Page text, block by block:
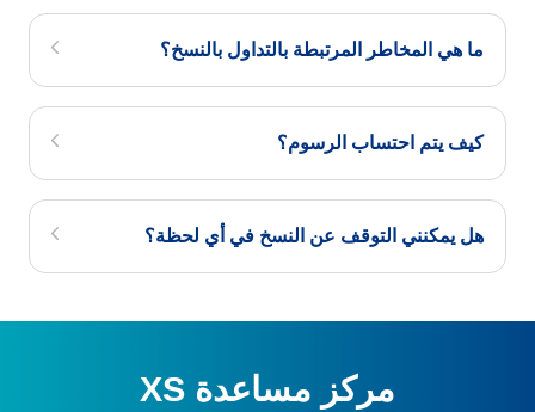
ما هي المخاطر المرتبطة بالتداول بالنسخ؟
كيف يتم احتساب الرسوم؟
هل يمكنني التوقف عن النسخ في أي لحظة؟
مركز مساعدة XS